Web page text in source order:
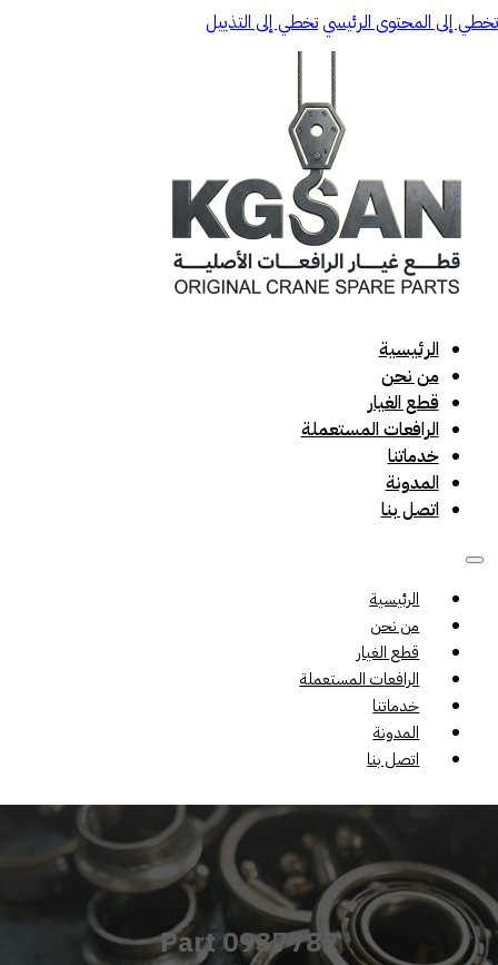
تخطي إلى المحتوى الرئيسيتخطي إلى التذييل
الرئيسية
من نحن
قطع الغيار
الرافعات المستعملة
خدماتنا
المدونة
اتصل بنا
الرئيسية
من نحن
قطع الغيار
الرافعات المستعملة
خدماتنا
المدونة
اتصل بنا
Part 0937782